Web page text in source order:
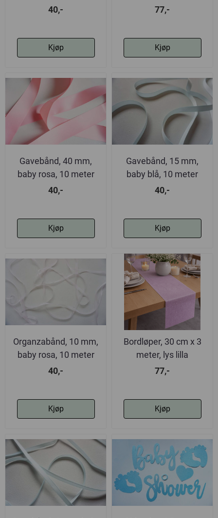
40,-
Kjøp
77,-
Kjøp
Gavebånd, 40 mm,
baby rosa, 10 meter
40,-
Kjøp
Gavebånd, 15 mm,
baby blå, 10 meter
40,-
Kjøp
Organzabånd, 10 mm,
baby rosa, 10 meter
40,-
Kjøp
Bordløper, 30 cm x 3
meter, lys lilla
77,-
Kjøp